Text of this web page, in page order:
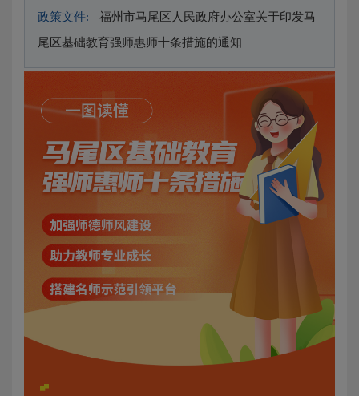
政策文件:
福州市马尾区人民政府办公室关于印发马
尾区基础教育强师惠师十条措施的通知